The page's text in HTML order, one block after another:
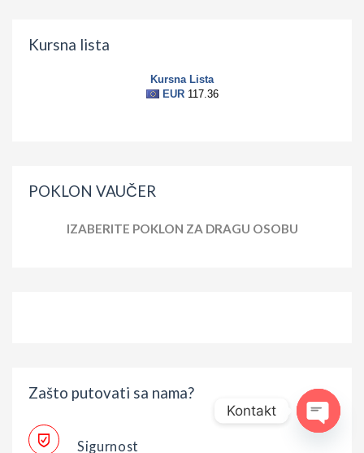
Kursna lista
POKLON VAUČER
IZABERITE POKLON ZA DRAGU OSOBU
Zašto putovati sa nama?
Sigurnost
Kontakt